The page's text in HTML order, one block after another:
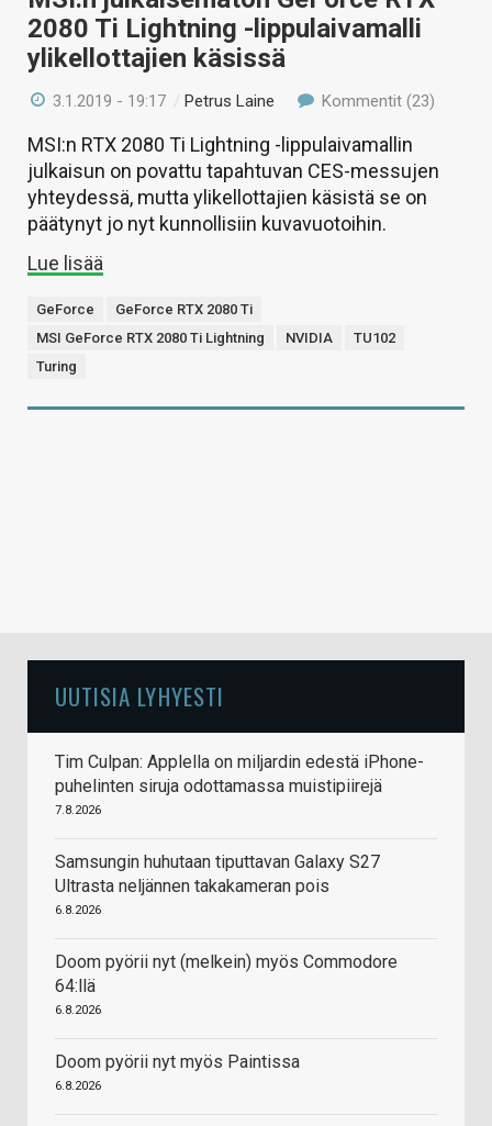
2080 Ti Lightning -lippulaivamalli
ylikellottajien käsissä
3.1.2019 - 19:17 /Petrus Laine Kommentit (23)
MSI:n RTX 2080 Ti Lightning -lippulaivamallin
julkaisun on povattu tapahtuvan CES-messujen
yhteydessä, mutta ylikellottajien käsistä se on
päätynyt jo nyt kunnollisiin kuvavuotoihin.
Lue lisää
GeForce
GeForce RTX 2080 Ti
MSI GeForce RTX 2080 Ti Lightning
NVIDIA
TU102
Turing
UUTISIA LYHYESTI
Tim Culpan: Applella on miljardin edestä iPhone-
puhelinten siruja odottamassa muistipiirejä
7.8.2026
Samsungin huhutaan tiputtavan Galaxy S27
Ultrasta neljännen takakameran pois
6.8.2026
Doom pyörii nyt (melkein) myös Commodore
64:llä
6.8.2026
Doom pyörii nyt myös Paintissa
6.8.2026